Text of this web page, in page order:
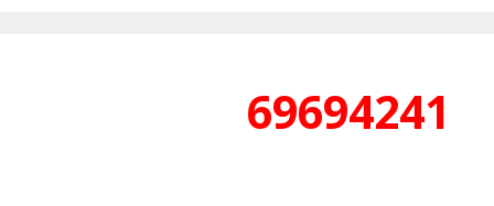
69694241